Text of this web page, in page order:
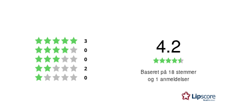
Vurdering:5 ud af 5 stjerner
3
Vurdering:4 ud af 5 stjerner
0
Vurdering:3 ud af 5 stjerner
0
Vurdering:2 ud af 5 stjerner
2
Vurdering:1 ud af 5 stjerner
0
4.2
ud
af
5
Baseret på 18 stemmer
og 1 anmeldelser